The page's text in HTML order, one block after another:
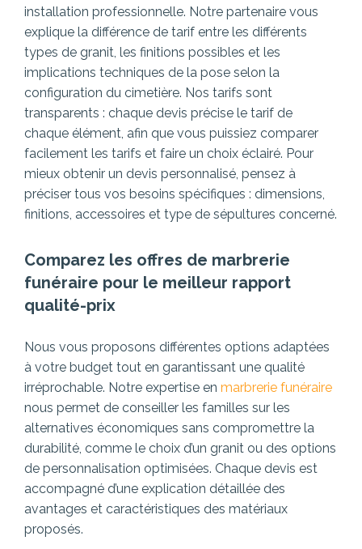
installation professionnelle. Notre partenaire vous
explique la différence de tarif entre les différents
types de granit, les finitions possibles et les
implications techniques de la pose selon la
configuration du cimetière. Nos tarifs sont
transparents : chaque devis précise le tarif de
chaque élément, afin que vous puissiez comparer
facilement les tarifs et faire un choix éclairé. Pour
mieux obtenir un devis personnalisé, pensez à
préciser tous vos besoins spécifiques : dimensions,
finitions, accessoires et type de sépultures concerné.
Comparez les offres de marbrerie
funéraire pour le meilleur rapport
qualité-prix
Nous vous proposons différentes options adaptées
à votre budget tout en garantissant une qualité
irréprochable. Notre expertise en marbrerie funéraire
nous permet de conseiller les familles sur les
alternatives économiques sans compromettre la
durabilité, comme le choix d’un granit ou des options
de personnalisation optimisées. Chaque devis est
accompagné d’une explication détaillée des
avantages et caractéristiques des matériaux
proposés.